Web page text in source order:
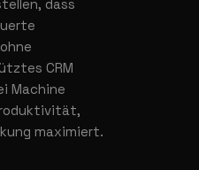
dass
CRM
Machine
maximiert.